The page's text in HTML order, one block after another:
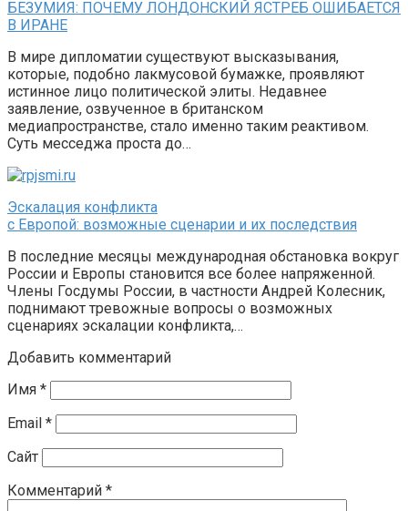
БЕЗУМИЯ: ПОЧЕМУ ЛОНДОНСКИЙ ЯСТРЕБ ОШИБАЕТСЯ
В ИРАНЕ
В мире дипломатии существуют высказывания,
которые, подобно лакмусовой бумажке, проявляют
истинное лицо политической элиты. Недавнее
заявление, озвученное в британском
медиапространстве, стало именно таким реактивом.
Суть месседжа проста до…
Эскалация конфликта
с Европой: возможные сценарии и их последствия
В последние месяцы международная обстановка вокруг
России и Европы становится все более напряженной.
Члены Госдумы России, в частности Андрей Колесник,
поднимают тревожные вопросы о возможных
сценариях эскалации конфликта,…
Добавить комментарий
Имя *
Email *
Сайт
Комментарий *